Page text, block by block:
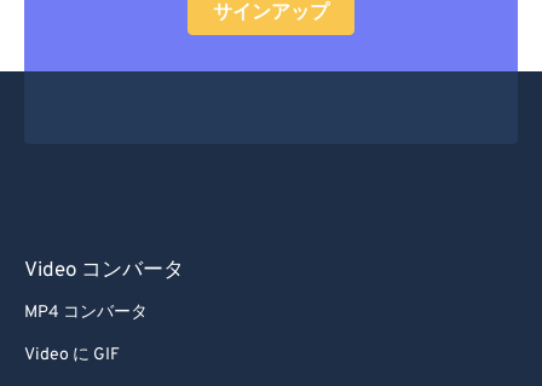
サインアップ
Video コンバータ
MP4 コンバータ
Video に GIF